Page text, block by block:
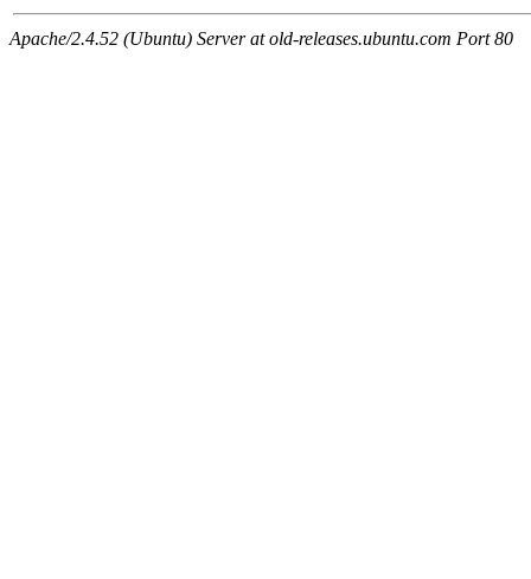
Apache/2.4.52 (Ubuntu) Server at old-releases.ubuntu.com Port 80